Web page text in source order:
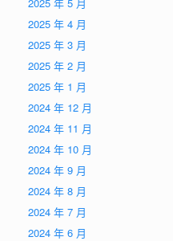
2025 年 4 月
2025 年 3 月
2025 年 2 月
2025 年 1 月
2024 年 12 月
2024 年 11 月
2024 年 10 月
2024 年 9 月
2024 年 8 月
2024 年 7 月
2024 年 6 月